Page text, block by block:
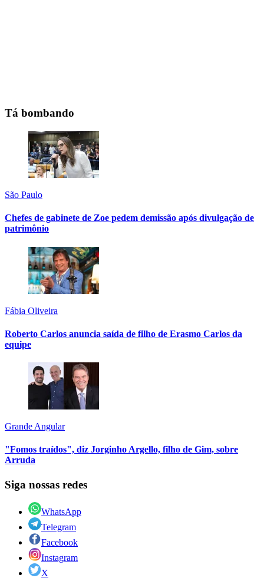
Tá bombando
São Paulo
Chefes de gabinete de Zoe pedem demissão após divulgação de
patrimônio
Fábia Oliveira
Roberto Carlos anuncia saída de filho de Erasmo Carlos da
equipe
Grande Angular
"Fomos traídos", diz Jorginho Argello, filho de Gim, sobre
Arruda
Siga nossas redes
WhatsApp
Telegram
Facebook
Instagram
X